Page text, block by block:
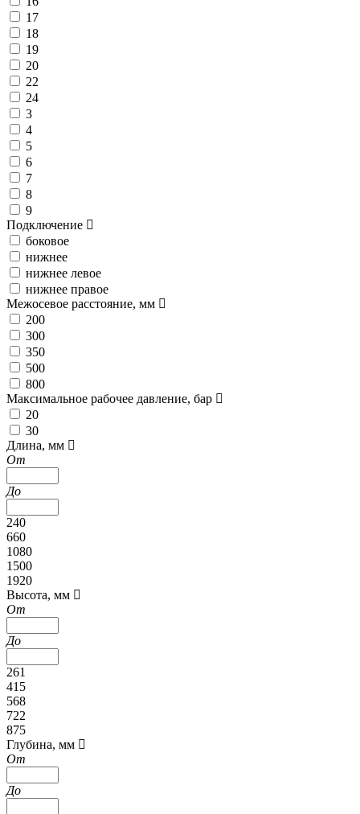
17
18
19
20
22
24
3
4
5
6
7
8
9
Подключение
боковое
нижнее
нижнее левое
нижнее правое
Межосевое расстояние, мм
200
300
350
500
800
Максимальное рабочее давление, бар
20
30
Длина, мм
От
До
240
660
1080
1500
1920
Высота, мм
От
До
261
415
568
722
875
Глубина, мм
От
До